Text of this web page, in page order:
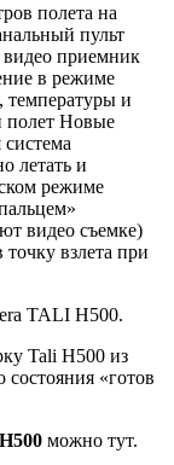
полета на
пульт
приемник
в режиме
температуры и
полет Новые
летать и
режиме
видео съемке)
взлета при
TALI H500.
Tali H500 из
«готов
можно тут.